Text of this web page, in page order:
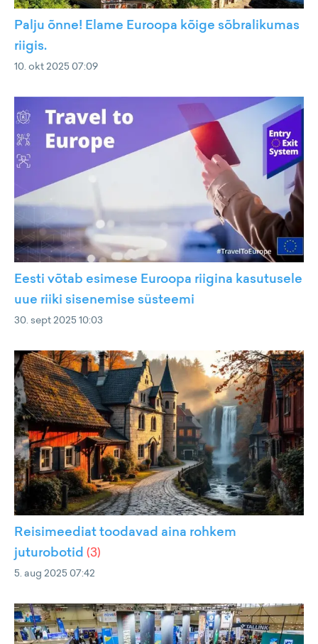
Palju õnne! Elame Euroopa kõige sõbralikumas
riigis.
10. okt 2025 07:09
Eesti võtab esimese Euroopa riigina kasutusele
uue riiki sisenemise süsteemi
30. sept 2025 10:03
Reisimeediat toodavad aina rohkem
juturobotid (3)
5. aug 2025 07:42